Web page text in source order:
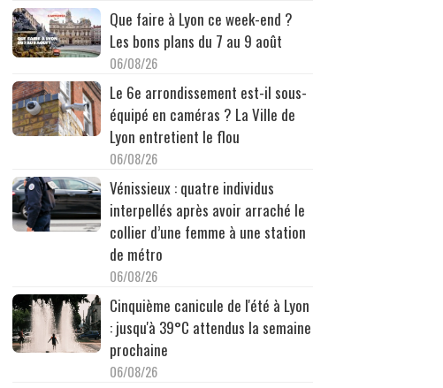
Que faire à Lyon ce week-end ?
Les bons plans du 7 au 9 août
06/08/26
Le 6e arrondissement est-il sous-
équipé en caméras ? La Ville de
Lyon entretient le flou
06/08/26
Vénissieux : quatre individus
interpellés après avoir arraché le
collier d’une femme à une station
de métro
06/08/26
Cinquième canicule de l'été à Lyon
: jusqu'à 39°C attendus la semaine
prochaine
06/08/26